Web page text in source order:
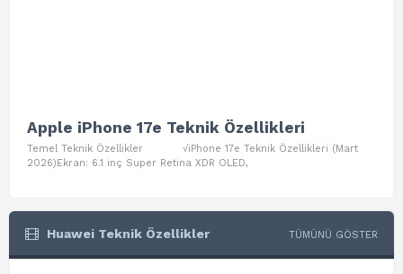
Apple iPhone 17e Teknik Özellikleri
Temel Teknik Özellikler √iPhone 17e Teknik Özellikleri (Mart
2026)Ekran: 6.1 inç Super Retina XDR OLED,
Huawei Teknik Özellikler TÜMÜNÜ GÖSTER